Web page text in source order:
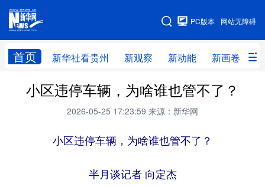
网站无障碍
PC版本
首页 新华社看贵州 新观察 新动能 新画卷
网站地图
新华社看贵州 新观察 新动能 新画卷
贵州领导 人事
访谈 直播
小区违停车辆，为啥谁也管不了？
2026-05-25 17:23:59 来源：新华网
小区违停车辆，为啥谁也管不了？
半月谈记者 向定杰